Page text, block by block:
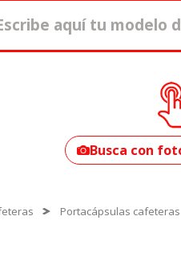
tu
Busca con
Portacápsulas cafeteras